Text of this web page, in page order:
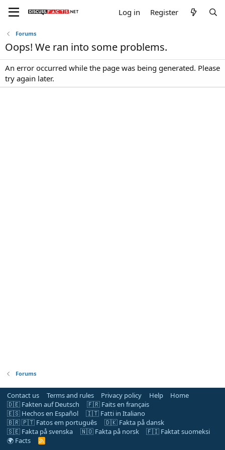
Log in Register
Forums
Oops! We ran into some problems.
An error occurred while the page was being generated. Please
try again later.
Forums
Contact us Terms and rules Privacy policy Help
Home
🇩🇪 Fakten auf Deutsch
🇫🇷 Faits en français
🇪🇸 Hechos en Español
🇮🇹 Fatti in Italiano
🇧🇷 🇵🇹 Fatos em português
🇩🇰 Fakta på dansk
🇸🇪 Fakta på svenska
🇳🇴 Fakta på norsk
🇫🇮 Faktat suomeksi
🌍 Facts
R